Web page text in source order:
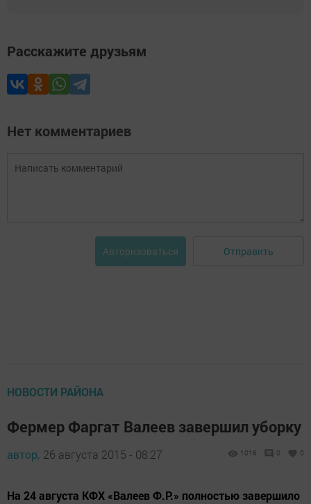
Расскажите друзьям
Нет комментариев
Авторизоваться Отправить
НОВОСТИ РАЙОНА
Фермер Фаргат Валеев завершил уборку
автор, 26 августа 2015 - 08:27 1016 0 0
На 24 августа КФХ «Валеев Ф.Р.» полностью завершило